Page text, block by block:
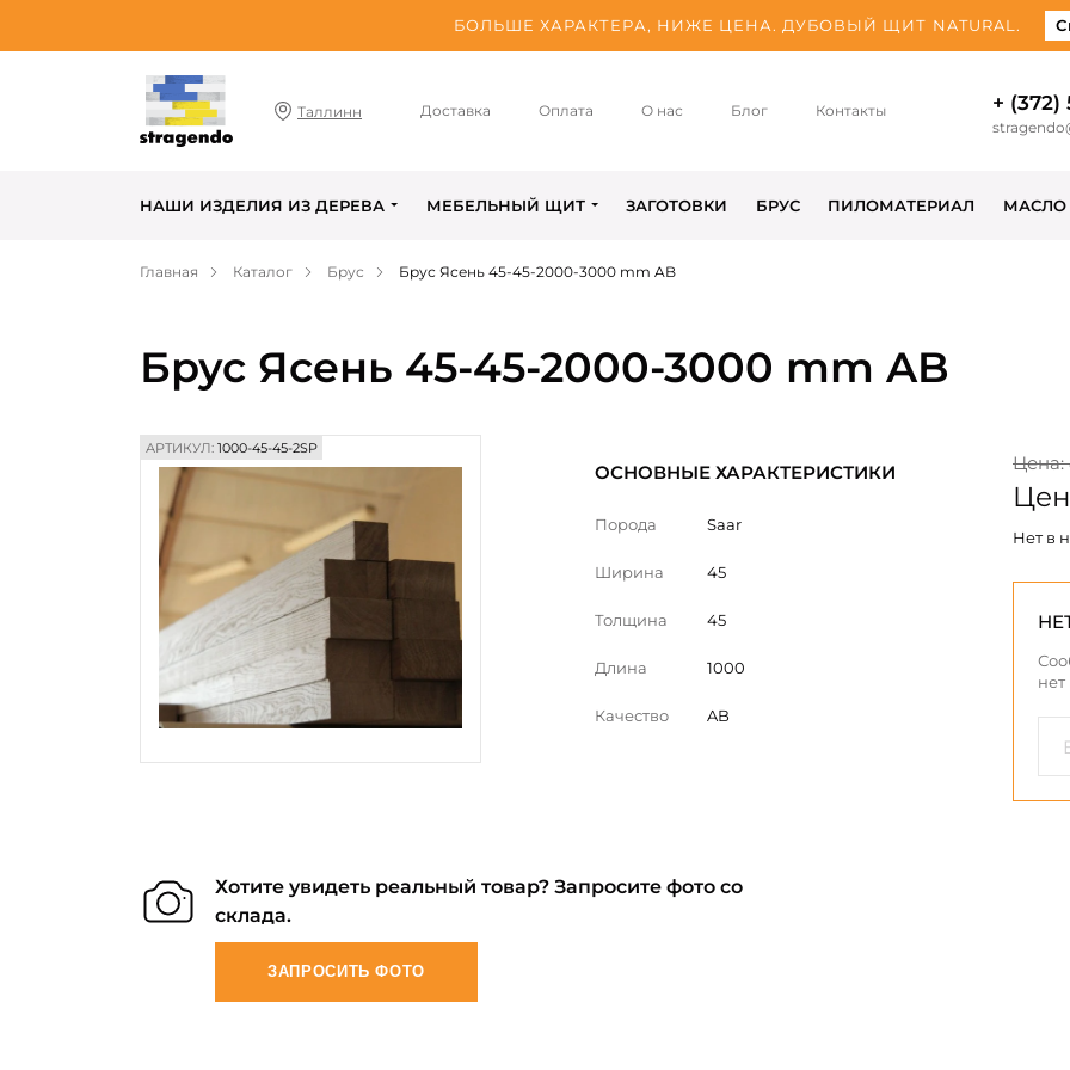
БОЛЬШЕ ХАРАКТЕРА, НИЖЕ ЦЕНА. ДУБОВЫЙ ЩИТ NATURAL.
Таллинн Доставка Оплата О нас Блог Контакты + (372)
НАШИ ИЗДЕЛИЯ ИЗ ДЕРЕВА МЕБЕЛЬНЫЙ ЩИТ ЗАГОТОВКИ БРУС ПИЛОМАТЕРИАЛ МАСЛО
Главная Каталог Брус Брус Ясень 45-45-2000-3000 mm AB
Брус Ясень 45-45-2000-3000 mm AB
АРТИКУЛ: 1000-45-45-2SP
ОСНОВНЫЕ ХАРАКТЕРИСТИКИ
Порода Saar
Ширина 45
Толщина 45
Длина 1000
Качество AB
Цена:
Нет в
нет
Хотите увидеть реальный товар? Запросите фото со
склада.
ЗАПРОСИТЬ ФОТО